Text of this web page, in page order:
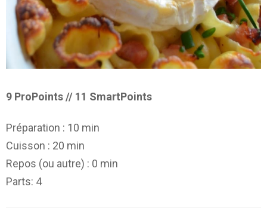
9 ProPoints // 11 SmartPoints
Préparation : 10 min
Cuisson : 20 min
Repos (ou autre) : 0 min
Parts: 4